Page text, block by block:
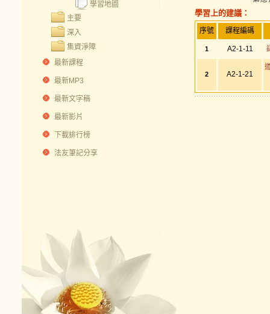
學習地圖
主要
深入
集資淨障
最新課程
最新MP3
最新文字稿
最新影片
下載排行榜
法友筆記分享
學習上的建議：
序號 課程編碼
1 A2-1-11
2 A2-1-21